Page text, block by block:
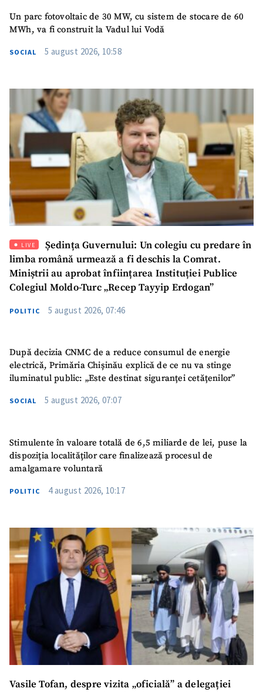
Un parc fotovoltaic de 30 MW, cu sistem de stocare de 60
MWh, va fi construit la Vadul lui Vodă
SOCIAL 5 august 2026, 10:58
LIVE
Ședința Guvernului: Un colegiu cu predare în
limba română urmează a fi deschis la Comrat.
Miniștrii au aprobat înființarea Instituției Publice
Colegiul Moldo-Turc „Recep Tayyip Erdogan”
POLITIC 5 august 2026, 07:46
După decizia CNMC de a reduce consumul de energie
electrică, Primăria Chișinău explică de ce nu va stinge
iluminatul public: „Este destinat siguranței cetățenilor”
SOCIAL 5 august 2026, 07:07
Stimulente în valoare totală de 6,5 miliarde de lei, puse la
dispoziția localităților care finalizează procesul de
amalgamare voluntară
POLITIC 4 august 2026, 10:17
Vasile Tofan, despre vizita „oficială” a delegației